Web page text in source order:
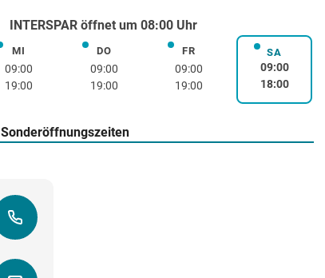
INTERSPAR öffnet um 08:00 Uhr
MIMittwoch
09:00
19:00
DODonnerstag
09:00
19:00
FRFreitag
09:00
19:00
SASamstag
09:00
18:00
Sonderöffnungszeiten